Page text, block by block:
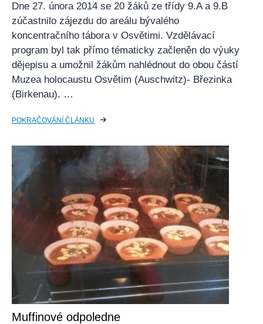
Dne 27. února 2014 se 20 žáků ze třídy 9.A a 9.B
zúčastnilo zájezdu do areálu bývalého
koncentračního tábora v Osvětimi. Vzdělávací
program byl tak přímo tématicky začleněn do výuky
dějepisu a umožnil žákům nahlédnout do obou částí
Muzea holocaustu Osvětim (Auschwitz)- Březinka
(Birkenau). …
POKRAČOVÁNÍ ČLÁNKU
Muffinové odpoledne